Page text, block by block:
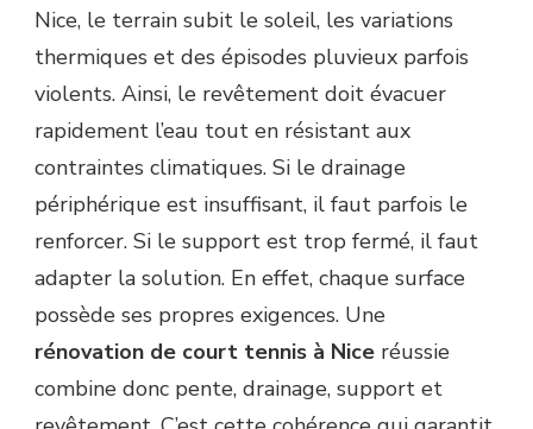
Nice, le terrain subit le soleil, les variations
thermiques et des épisodes pluvieux parfois
violents. Ainsi, le revêtement doit évacuer
rapidement l’eau tout en résistant aux
contraintes climatiques. Si le drainage
périphérique est insuffisant, il faut parfois le
renforcer. Si le support est trop fermé, il faut
adapter la solution. En effet, chaque surface
possède ses propres exigences. Une
rénovation de court tennis à Nice réussie
combine donc pente, drainage, support et